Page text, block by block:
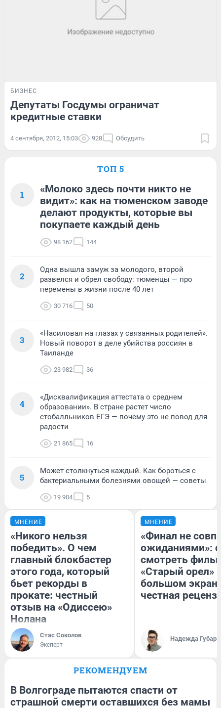
БИЗНЕС
Депутаты Госдумы ограничат
кредитные ставки
4 сентября, 2012, 15:03 928 Обсудить
ТОП 5
1
«Молоко здесь почти никто не
видит»: как на тюменском заводе
делают продукты, которые вы
покупаете каждый день
98 162 144
2
Одна вышла замуж за молодого, второй
развелся и обрел свободу: тюменцы — про
перемены в жизни после 40 лет
30 716 50
3
«Насиловал на глазах у связанных родителей».
Новый поворот в деле убийства россиян в
Таиланде
23 982 36
4
«Дисквалификация аттестата о среднем
образовании». В стране растет число
стобалльников ЕГЭ — почему это не повод для
радости
21 865 16
5
Может столкнуться каждый. Как бороться с
бактериальными болезнями овощей — советы
19 904 5
МНЕНИЕ
«Никого нельзя
победить». О чем
главный блокбастер
этого года, который
бьет рекорды в
прокате: честный
отзыв на «Одиссею»
Нолана
Стас Соколов
Эксперт
МНЕНИЕ
«Финал не
ожиданиями»:
смотреть
«Старый орел»
большом
честная
Надежда Губарь
РЕКОМЕНДУЕМ
В Волгограде пытаются спасти от
страшной смерти оставшихся без мамы